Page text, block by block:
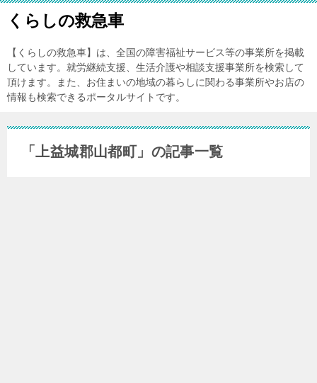
くらしの救急車
【くらしの救急車】は、全国の障害福祉サービス等の事業所を掲載
しています。就労継続支援、生活介護や相談支援事業所を検索して
頂けます。また、お住まいの地域の暮らしに関わる事業所やお店の
情報も検索できるポータルサイトです。
「上益城郡山都町」の記事一覧